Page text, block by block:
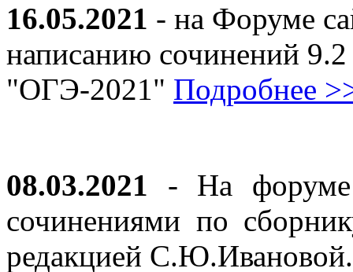
16.05.2021 - на Форуме
написанию сочинений
"ОГЭ-2021" Подробнее
08.03.2021 - На форуме
сочинениями по
редакцией